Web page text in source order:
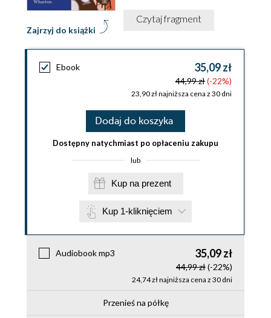
Zajrzyj do książki
Czytaj fragment
Ebook 35,09 zł
44,99 zł(-22%)
23,90 zł najniższa cena z 30 dni
Dodaj do koszyka
Dostępny natychmiast po opłaceniu zakupu
lub
Kup na prezent
Kup 1-kliknięciem
Audiobook mp3 35,09 zł
44,99 zł(-22%)
24,74 zł najniższa cena z 30 dni
Przenieś na półkę